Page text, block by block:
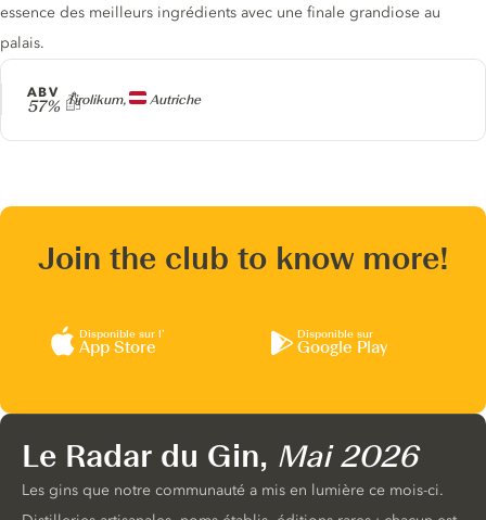
Producteur
Tirolikum, Autriche
ABV
57%
essence des meilleurs ingrédients avec une finale grandiose au
palais.
Join the club to know more!
Disponible sur l’
App Store
Disponible sur
Google Play
Le Radar du Gin, Mai 2026
Les gins que notre communauté a mis en lumière ce mois-ci.